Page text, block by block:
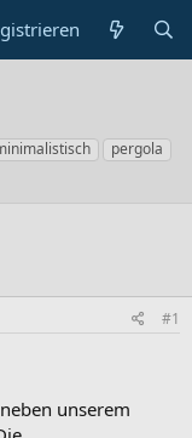
pergola
#1
unserem